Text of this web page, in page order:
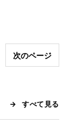
次のページ
すべて見る